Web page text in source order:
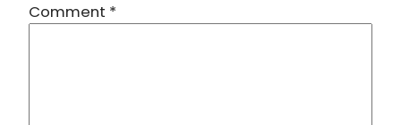
Comment *